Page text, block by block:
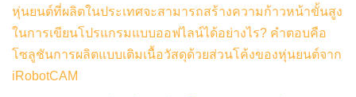
หุ่นยนต์ที่ผลิตในประเทศจะสามารถสร้างความก้าวหน้าขั้นสูง
ในการเขียนโปรแกรมแบบออฟไลน์ได้อย่างไร? คำตอบคือ
โซลูชันการผลิตแบบเติมเนื้อวัสดุด้วยส่วนโค้งของหุ่นยนต์จาก
iRobotCAM